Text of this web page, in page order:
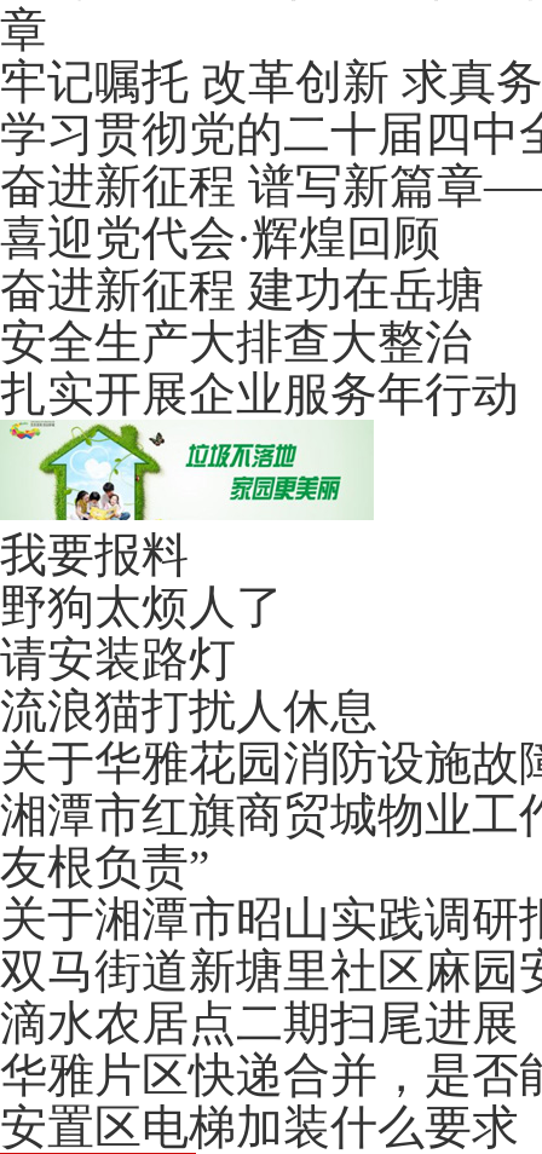
章
牢记嘱托 改革创新 求真
学习贯彻党的二十届四中
奋进新征程 谱写新篇章
喜迎党代会·辉煌回顾
奋进新征程 建功在岳塘
安全生产大排查大整治
扎实开展企业服务年行动
我要报料
野狗太烦人了
请安装路灯
流浪猫打扰人休息
关于华雅花园消防设施故
湘潭市红旗商贸城物业工
友根负责”
关于湘潭市昭山实践调研
双马街道新塘里社区麻园
滴水农居点二期扫尾进展
华雅片区快递合并，是否
安置区电梯加装什么要求